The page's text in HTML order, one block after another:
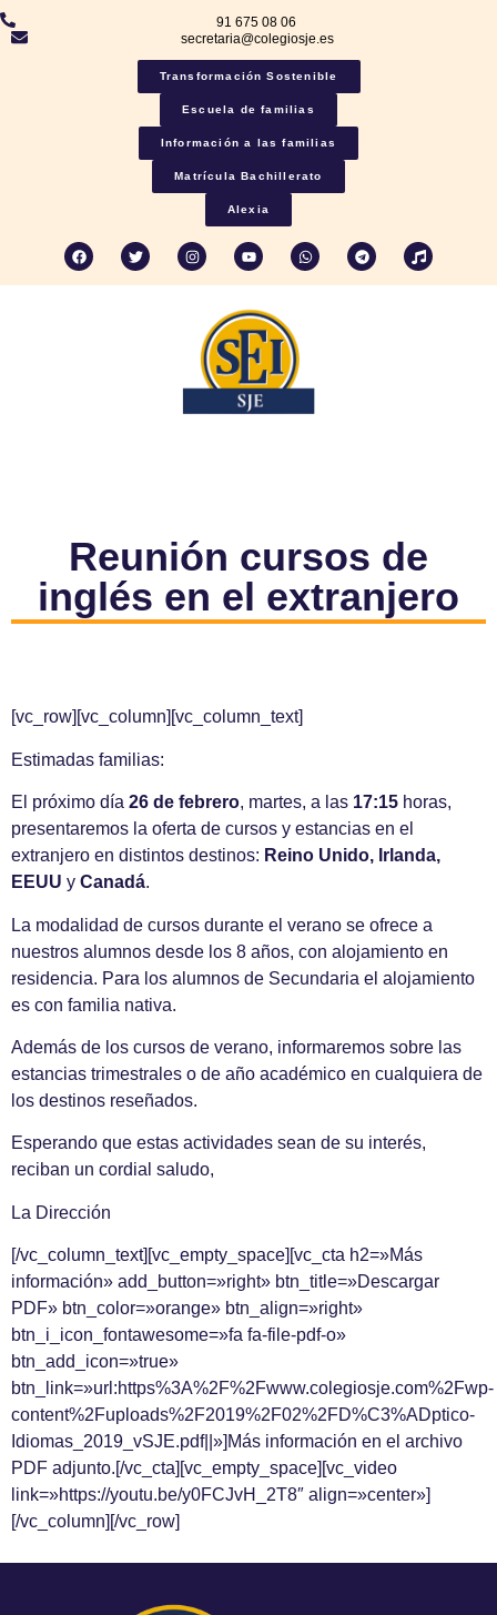
91 675 08 06
secretaria@colegiosje.es
Transformación Sostenible
Escuela de familias
Información a las familias
Matrícula Bachillerato
Alexia
Reunión cursos de
inglés en el extranjero
[vc_row][vc_column][vc_column_text]
Estimadas familias:
El próximo día 26 de febrero, martes, a las 17:15 horas,
presentaremos la oferta de cursos y estancias en el
extranjero en distintos destinos: Reino Unido, Irlanda,
EEUU y Canadá.
La modalidad de cursos durante el verano se ofrece a
nuestros alumnos desde los 8 años, con alojamiento en
residencia. Para los alumnos de Secundaria el alojamiento
es con familia nativa.
Además de los cursos de verano, informaremos sobre las
estancias trimestrales o de año académico en cualquiera de
los destinos reseñados.
Esperando que estas actividades sean de su interés,
reciban un cordial saludo,
La Dirección
[/vc_column_text][vc_empty_space][vc_cta h2=»Más
información» add_button=»right» btn_title=»Descargar
PDF» btn_color=»orange» btn_align=»right»
btn_i_icon_fontawesome=»fa fa-file-pdf-o»
btn_add_icon=»true»
btn_link=»url:https%3A%2F%2Fwww.colegiosje.com%2Fwp-
content%2Fuploads%2F2019%2F02%2FD%C3%ADptico-
Idiomas_2019_vSJE.pdf||»]Más información en el archivo
PDF adjunto.[/vc_cta][vc_empty_space][vc_video
link=»https://youtu.be/y0FCJvH_2T8″ align=»center»]
[/vc_column][/vc_row]